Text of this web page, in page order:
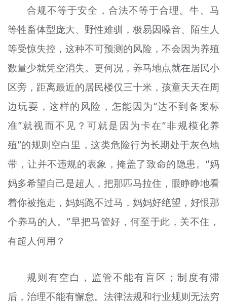
合规不等于安全，合法不等于合理。牛、马
等牲畜体型庞大、野性难驯，极易因噪音、陌生人
等受惊失控，这种不可预测的风险，不会因为养殖
数量少就凭空消失。更何况，养马地点就在居民小
区旁，距离最近的居民楼仅三十米，孩童天天在周
边玩耍，这样的风险，怎能因为“达不到备案标
准”就视而不见？可就是因为卡在“非规模化养
殖”的规则空白里，这类危险行为长期处于灰色地
带，让并不违规的表象，掩盖了致命的隐患。“妈
妈多希望自己是超人，把那匹马拉住，眼睁睁地看
着你被拖走，妈妈跑不过马，妈妈好绝望，好恨那
个养马的人。”早把马管好，何至于此，关不住，
有超人何用？
规则有空白，监管不能有盲区；制度有滞
后，治理不能有懈怠。法律法规和行业规则无法穷